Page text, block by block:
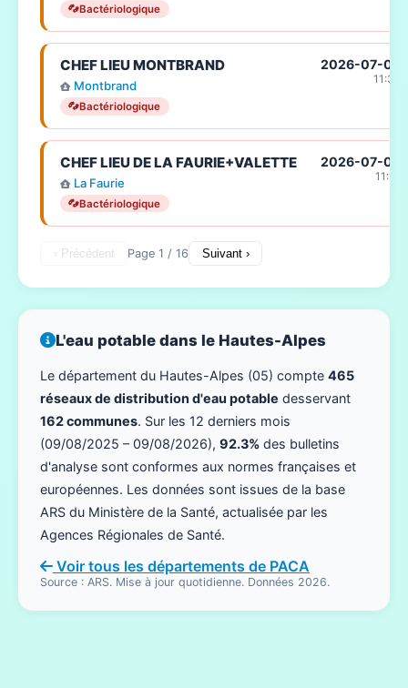
Bactériologique
CHEF LIEU MONTBRAND
Montbrand
Bactériologique
2026-07-02
11:36
CHEF LIEU DE LA FAURIE+VALETTE
La Faurie
Bactériologique
2026-07-02
11:18
‹ Précédent Page 1 / 16 Suivant ›
L'eau potable dans le Hautes-Alpes
Le département du Hautes-Alpes (05) compte 465
réseaux de distribution d'eau potable desservant
162 communes. Sur les 12 derniers mois
(09/08/2025 – 09/08/2026), 92.3% des bulletins
d'analyse sont conformes aux normes françaises et
européennes. Les données sont issues de la base
ARS du Ministère de la Santé, actualisée par les
Agences Régionales de Santé.
Voir tous les départements de PACA
Source : ARS. Mise à jour quotidienne. Données 2026.